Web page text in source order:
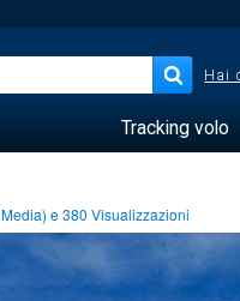
Hai
Tracking volo
Media) e380 Visualizzazioni